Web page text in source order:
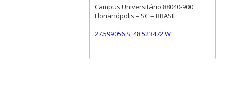
Campus Universitário 88040-900
Florianópolis – SC – BRASIL
27.599056 S, 48.523472 W